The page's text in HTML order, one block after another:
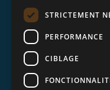
Québec418-
Desservant le
Beyond
Desservant Toronto,
STRICTEMENT
PERFORMANCE
CIBLAGE